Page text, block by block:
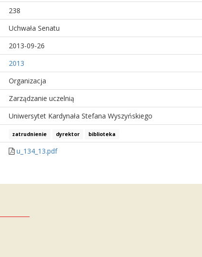
238
Uchwała Senatu
2013-09-26
2013
Organizacja
Zarządzanie uczelnią
Uniwersytet Kardynała Stefana Wyszyńskiego
zatrudnienie dyrektor biblioteka
u_134_13.pdf